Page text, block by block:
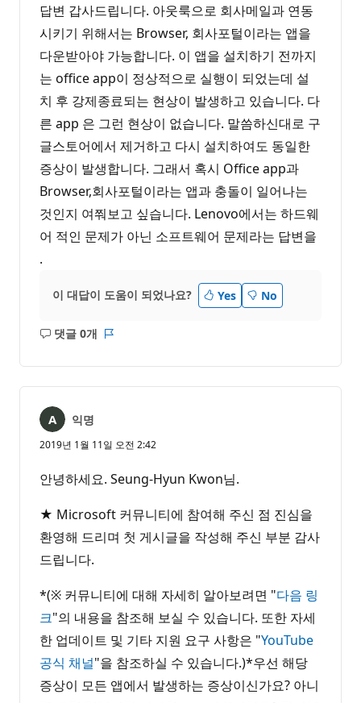
답변 갑사드립니다. 아웃룩으로 회사메일과 연동
시키기 위해서는 Browser, 회사포털이라는 앱을
다운받아야 가능합니다. 이 앱을 설치하기 전까지
는 office app이 정상적으로 실행이 되었는데 설
치 후 강제종료되는 현상이 발생하고 있습니다. 다
른 app 은 그런 현상이 없습니다. 말씀하신대로 구
글스토어에서 제거하고 다시 설치하여도 동일한
증상이 발생합니다. 그래서 혹시 Office app과
Browser,회사포털이라는 앱과 충돌이 일어나는
것인지 여쭤보고 싶습니다. Lenovo에서는 하드웨
어 적인 문제가 아닌 소프트웨어 문제라는 답변을
.
이 대답이 도움이 되었나요? Yes No
댓글 0개
설
음
익명
2019년 1월 11일 오전 2:42
안녕하세요. Seung-Hyun Kwon님.
★ Microsoft 커뮤니티에 참여해 주신 점 진심을
환영해 드리며 첫 게시글을 작성해 주신 부분 감사
드립니다.
*(※ 커뮤니티에 대해 자세히 알아보려면 "다음 링
크"의 내용을 참조해 보실 수 있습니다. 또한 자세
한 업데이트 및 기타 지원 요구 사항은 "YouTube
공식 채널"을 참조하실 수 있습니다.)*우선 해당
증상이 모든 앱에서 발생하는 증상이신가요? 아니